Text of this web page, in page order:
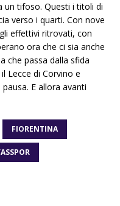
un tifoso. Questi i titoli di
verso i quarti. Con nove
effettivi ritrovati, con
ora che ci sia anche
che passa dalla sfida
Lecce di Corvino e
E allora avanti
FIORENTINA